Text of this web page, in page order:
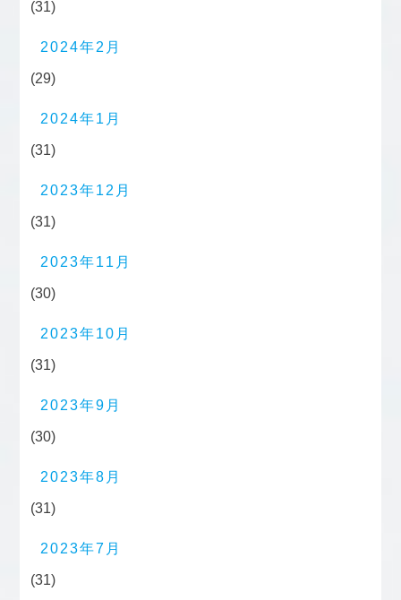
(31)
2024年2月
(29)
2024年1月
(31)
2023年12月
(31)
2023年11月
(30)
2023年10月
(31)
2023年9月
(30)
2023年8月
(31)
2023年7月
(31)